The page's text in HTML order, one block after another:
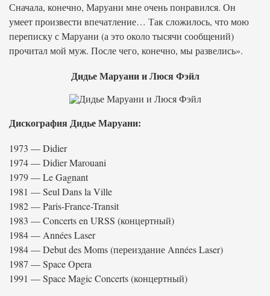
Сначала, конечно, Маруани мне очень понравился. Он
умеет произвести впечатление… Так сложилось, что мою
переписку с Маруани (а это около тысячи сообщений)
прочитал мой муж. После чего, конечно, мы развелись».
Дидье Маруани и Люся Фэйл
Дискография Дидье Маруани:
1973 — Didier
1974 — Didier Marouani
1979 — Le Gagnant
1981 — Seul Dans la Ville
1982 — Paris-France-Transit
1983 — Concerts en URSS (концертный)
1984 — Années Laser
1984 — Debut des Moms (переиздание Années Laser)
1987 — Space Opera
1991 — Space Magic Concerts (концертный)